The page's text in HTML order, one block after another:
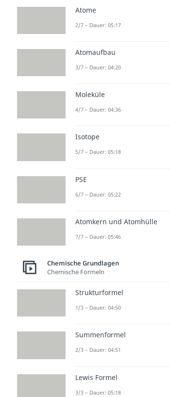
Atome
2/7 – Dauer: 05:17
Atomaufbau
3/7 – Dauer: 04:20
Moleküle
4/7 – Dauer: 04:36
Isotope
5/7 – Dauer: 05:18
PSE
6/7 – Dauer: 05:22
Atomkern und Atomhülle
7/7 – Dauer: 05:46
Chemische Grundlagen
Chemische Formeln
Strukturformel
1/3 – Dauer: 04:50
Summenformel
2/3 – Dauer: 04:51
Lewis Formel
3/3 – Dauer: 05:18